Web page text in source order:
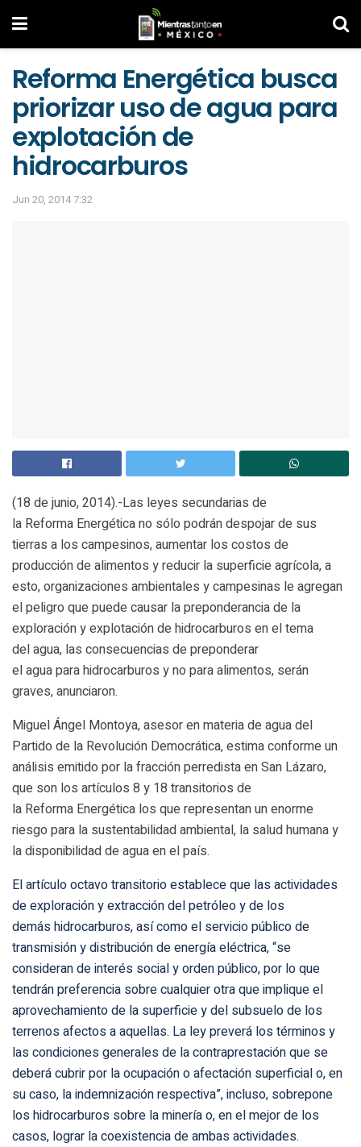
Reforma Energética busca
priorizar uso de agua para
explotación de
hidrocarburos
Jun 20, 2014 7:32
(18 de junio, 2014).-Las leyes secundarias de
la Reforma Energética no sólo podrán despojar de sus
tierras a los campesinos, aumentar los costos de
producción de alimentos y reducir la superficie agrícola, a
esto, organizaciones ambientales y campesinas le agregan
el peligro que puede causar la preponderancia de la
exploración y explotación de hidrocarburos en el tema
del agua, las consecuencias de preponderar
el agua para hidrocarburos y no para alimentos, serán
graves, anunciaron.
Miguel Ángel Montoya, asesor en materia de agua del
Partido de la Revolución Democrática, estima conforme un
análisis emitido por la fracción perredista en San Lázaro,
que son los artículos 8 y 18 transitorios de
la Reforma Energética los que representan un enorme
riesgo para la sustentabilidad ambiental, la salud humana y
la disponibilidad de agua en el país.
El artículo octavo transitorio establece que las actividades
de exploración y extracción del petróleo y de los
demás hidrocarburos, así como el servicio público de
transmisión y distribución de energía eléctrica, “se
consideran de interés social y orden público, por lo que
tendrán preferencia sobre cualquier otra que implique el
aprovechamiento de la superficie y del subsuelo de los
terrenos afectos a aquellas. La ley preverá los términos y
las condiciones generales de la contraprestación que se
deberá cubrir por la ocupación o afectación superficial o, en
su caso, la indemnización respectiva”, incluso, sobrepone
los hidrocarburos sobre la minería o, en el mejor de los
casos, lograr la coexistencia de ambas actividades.